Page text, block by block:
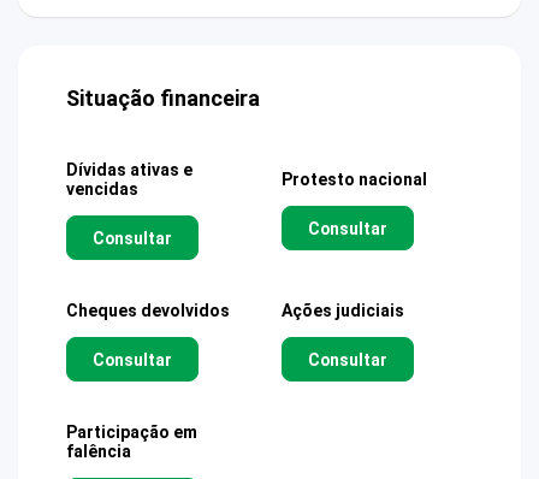
Situação financeira
Dívidas ativas e
vencidas
Consultar
Protesto nacional
Consultar
Cheques devolvidos
Consultar
Ações judiciais
Consultar
Participação em
falência